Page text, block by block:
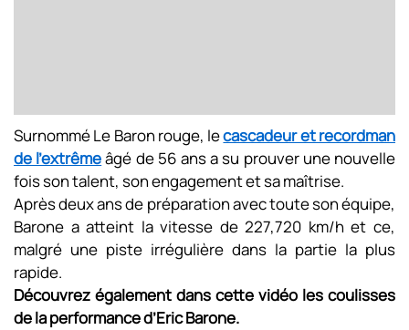
Surnommé Le Baron rouge, lecascadeur et recordman
de l’extrêmeâgé de 56 ans a su prouver une nouvelle
fois son talent, son engagement et sa maîtrise.
Après deux ans de préparation avec toute son équipe,
Barone a atteint la vitesse de 227,720 km/h et ce,
malgré une piste irrégulière dans la partie la plus
rapide.
Découvrez également dans cette vidéo les coulisses
de la performance d’Eric Barone.